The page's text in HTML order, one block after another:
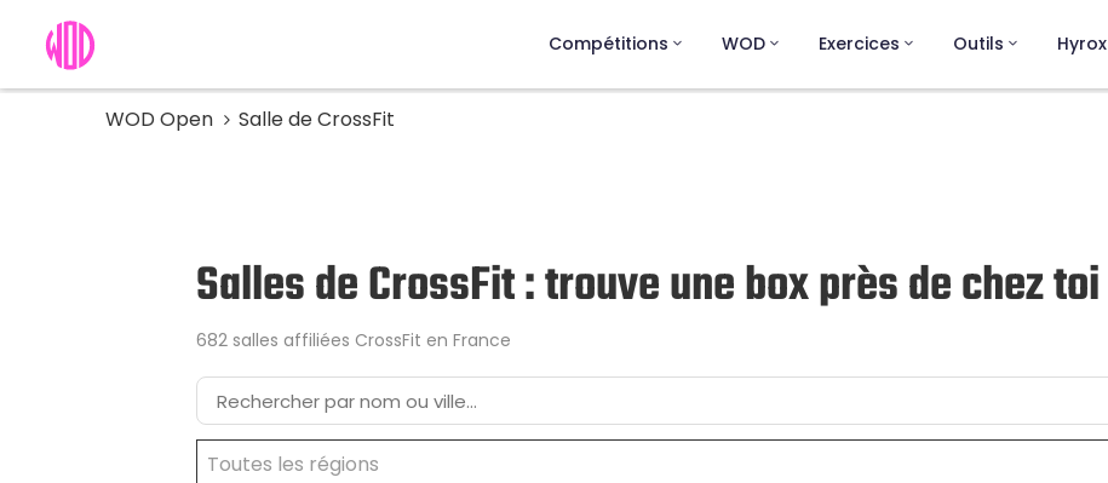
Compétitions WOD Exercices Outils Hyrox
WOD Open Salle de CrossFit
Salles de CrossFit : trouve une box près de chez toi
682 salles affiliées CrossFit en France
Toutes les régions